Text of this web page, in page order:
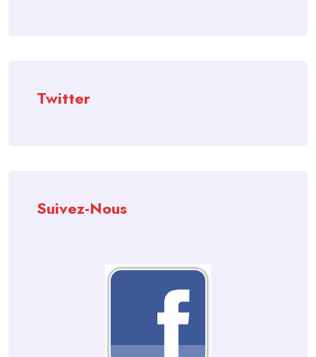
Twitter
Suivez-Nous